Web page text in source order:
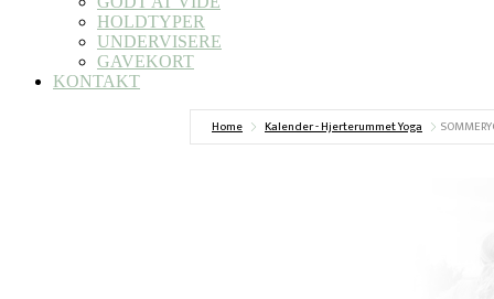
HOLDTYPER
UNDERVISERE
GAVEKORT
KONTAKT
Home Kalender - Hjerterummet Yoga